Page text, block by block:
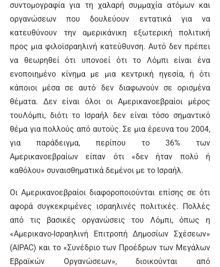
συντομογραφία για τη χαλαρή συμμαχία ατόμων και
οργανώσεων που δουλεύουν εντατικά για να
κατευθύνουν την αμερικάνικη εξωτερική πολιτική
προς μια φιλοϊσραηλινή κατεύθυνση. Αυτό δεν πρέπει
να θεωρηθεί ότι υπονοεί ότι το Λόμπι είναι ένα
ενοποιημένο κίνημα με μια κεντρική ηγεσία, ή ότι
κάποιοι μέσα σε αυτό δεν διαφωνούν σε ορισμένα
θέματα. Δεν είναι όλοι οι Αμερικανοεβραίοι μέρος
τουΛόμπι, διότι το Ισραήλ δεν είναι τόσο σημαντικό
θέμα για πολλούς από αυτούς. Σε μια έρευνα του 2004,
για παράδειγμα, περίπου το 36% των
Αμερικανοεβραίων είπαν ότι «δεν ήταν πολύ ή
καθόλου» συναισθηματικά δεμένοι με το Ισραήλ.
Οι Αμερικανοεβραίοι διαφοροποιούνται επίσης σε ότι
αφορά συγκεκριμένες ισραηλινές πολιτικές. Πολλές
από τις βασικές οργανώσεις του Λόμπι, όπως η
«Αμερικανο-Ισραηλινή Επιτροπή Δημοσίων Σχέσεων»
(AIPAC) και το «Συνέδριο των Προέδρων των Μεγάλων
Εβραϊκών Οργανώσεων», διοικούνται από